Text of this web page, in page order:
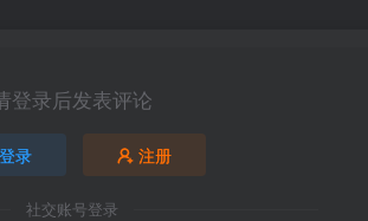
登录后发表评论
登录 注册
社交账号登录